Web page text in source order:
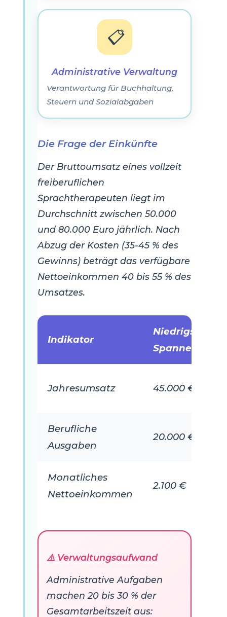
📋
Administrative Verwaltung
Verantwortung für Buchhaltung,
Steuern und Sozialabgaben
Die Frage der Einkünfte
Der Bruttoumsatz eines vollzeit
freiberuflichen
Sprachtherapeuten liegt im
Durchschnitt zwischen 50.000
und 80.000 Euro jährlich. Nach
Abzug der Kosten (35-45 % des
Gewinns) beträgt das verfügbare
Nettoeinkommen 40 bis 55 % des
Umsatzes.
Indikator
Niedrigste
Spanne
Jahresumsatz 45.000 €
Berufliche
Ausgaben
20.000 €
Monatliches
Nettoeinkommen
2.100 €
⚠️ Verwaltungsaufwand
Administrative Aufgaben
machen 20 bis 30 % der
Gesamtarbeitszeit aus: